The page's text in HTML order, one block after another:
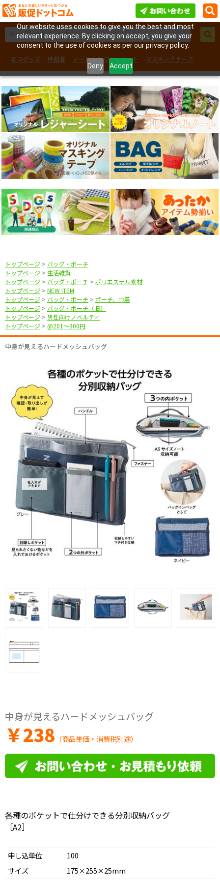
Our website uses cookies to give you the best and most
relevant experience. By clicking on accept, you give your
consent to the use of cookies as per our privacy policy.
Deny Accept
エコグッズ 絆創膏 ノート レジャーシート
マスキングテープ
フェイスシール
トップページ > バッグ・ポーチ
トップページ > 生活雑貨
トップページ > バッグ・ポーチ > ポリエステル素材
トップページ > NEW ITEM
トップページ > バッグ・ポーチ > ポーチ、巾着
トップページ > バッグ・ポーチ（旧）
トップページ > 男性向けノベルティ
トップページ > @201〜300円
中身が見えるハードメッシュバッグ
中身が見えるハードメッシュバッグ
￥238 （商品単価・消費税別途）
各種のポケットで仕分けできる分別収納バッグ
［A2］
申し込単位
100
サイズ
175×255×25mm